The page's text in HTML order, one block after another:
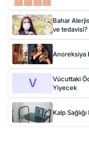
Bahar
ve tedavisi?
Anoreksiya
V
Vücuttaki
Yiyecek
Kalp